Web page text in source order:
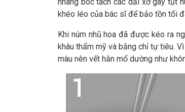
khéo léo của bác sĩ để bảo tồn tối
Khi núm nhũ hoa đã được kéo ra
khâu thẩm mỹ và bằng chỉ tự tiêu.
màu nên vết hằn mổ dường như